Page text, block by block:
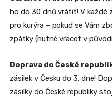
ho do 30 dnů vrátit! V každé
pro kurýra – pokud se Vám
zpátky (nutné vracet v
Doprava do České
zásilek v Česku do 3. dne!
zásilky do České republiky